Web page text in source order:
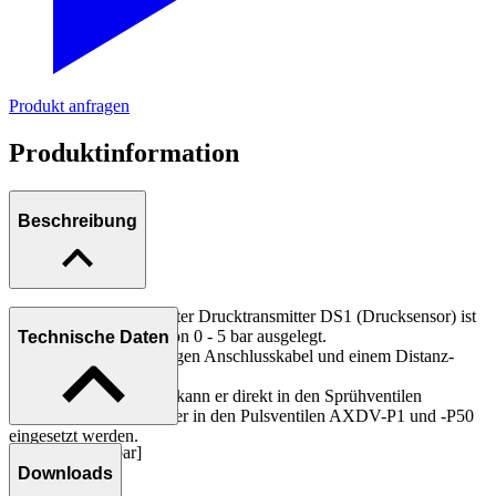
Produkt anfragen
Produktinformation
Beschreibung
Der piezoresistive 2-Leiter Drucktransmitter DS1 (Drucksensor) ist
für den Druckbereich von 0 - 5 bar ausgelegt.
Er ist mit einem 2 m langen Anschlusskabel und einem Distanz-
Adapter ausgestattet.
In dieser Konfiguration kann er direkt in den Sprühventilen
AXSPV-EP und -PP oder in den Pulsventilen AXDV-P1 und -P50
eingesetzt werden.
Technische Daten
Druckbereich [bar]
Downloads